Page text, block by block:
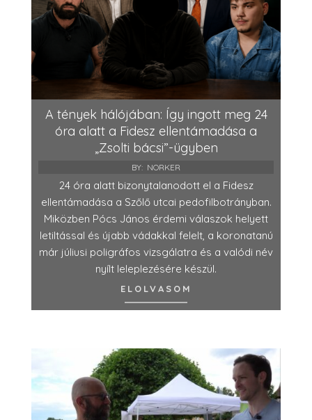
A tények hálójában: Így ingott meg 24
óra alatt a Fidesz ellentámadása a
„Zsolti bácsi”-ügyben
BY: NORKER
24 óra alatt bizonytalanodott el a Fidesz
ellentámadása a Szőlő utcai pedofilbotrányban.
Miközben Pócs János érdemi válaszok helyett
letiltással és újabb vádakkal felelt, a koronatanú
már júliusi poligráfos vizsgálatra és a valódi név
nyílt leleplezésére készül.
ELOLVASOM